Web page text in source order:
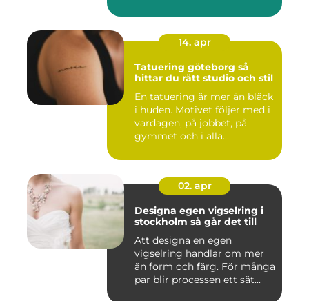
14. apr
Tatuering göteborg så
hittar du rätt studio och stil
En tatuering är mer än bläck
i huden. Motivet följer med i
vardagen, på jobbet, på
gymmet och i alla...
02. apr
Designa egen vigselring i
stockholm så går det till
Att designa en egen
vigselring handlar om mer
än form och färg. För många
par blir processen ett sät...